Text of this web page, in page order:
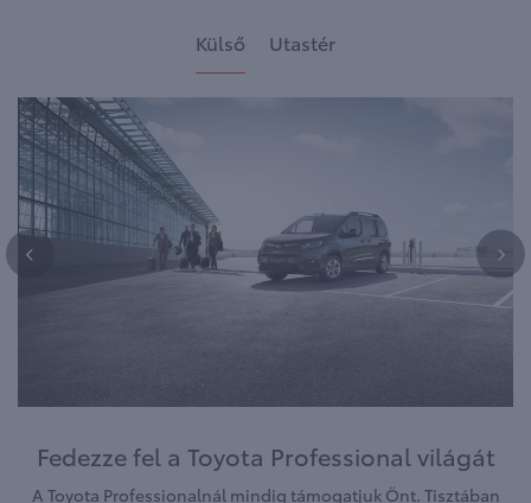
Külső Utastér
Fedezze fel a Toyota Professional világát
A Toyota Professionalnál mindig támogatjuk Önt. Tisztában